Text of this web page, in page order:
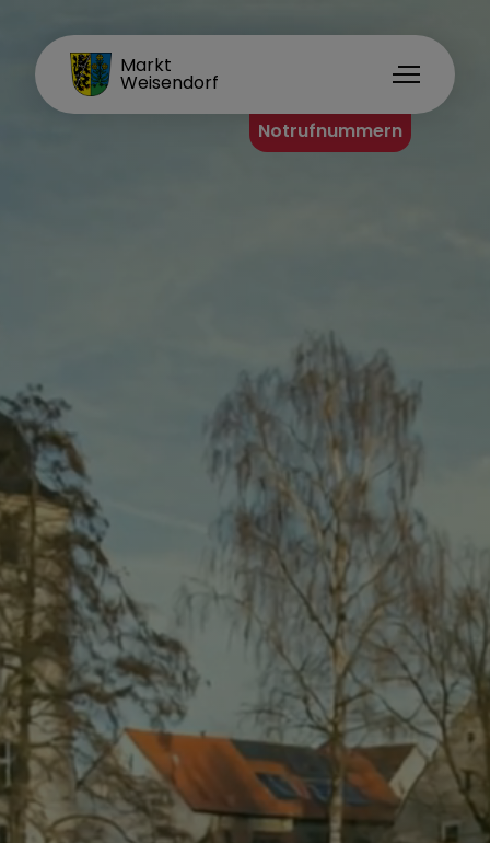
Markt
Weisendorf
FAMILIENORT
Notrufnummern